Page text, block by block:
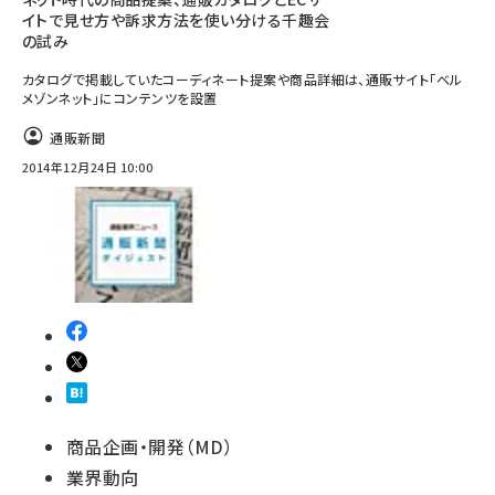
イトで見せ方や訴求方法を使い分ける千趣会
の試み
カタログで掲載していたコーディネート提案や商品詳細は、通販サイト「ベル
メゾンネット」にコンテンツを設置
通販新聞
2014年12月24日 10:00
商品企画・開発（MD）
業界動向